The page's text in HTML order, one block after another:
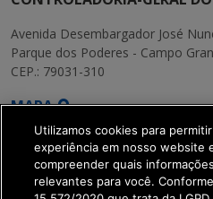
Avenida Desembargador José
Parque dos Poderes - Campo
CEP.: 79031-310
MAPA
Utilizamos cookies para
experiência em nosso website
compreender quais
relevantes para você.